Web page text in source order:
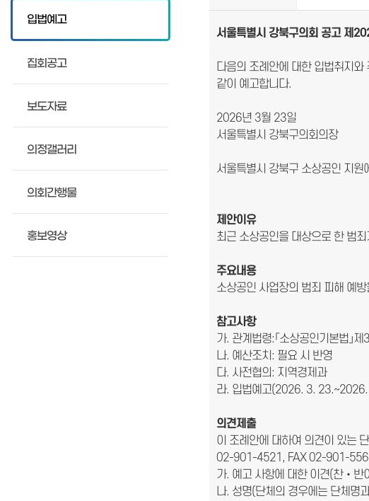
입법예고
집회공고
보도자료
의정갤러리
의회간행물
홍보영상
서울특별시 강북구의회 공고 제
다음의 조례안에 대한 입법취지와
같이 예고합니다.
2026년 3월 23일
서울특별시 강북구의회의장
서울특별시 강북구 소상공인 지원
제안이유
최근 소상공인을 대상으로 한 범
주요내용
소상공인 사업장의 범죄 피해 예
참고사항
가. 관계법령:「소상공인기본법」제
나. 예산조치: 필요 시 반영
다. 사전협의: 지역경제과
라. 입법예고(2026. 3.
의견제출
이 조례안에 대하여 의견이 있는
02-901-4521, FAX 02-901-
가. 예고 사항에 대한 이견(찬‧반
나. 성명(단체의 경우에는 단체명